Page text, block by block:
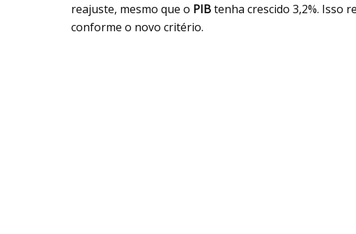
reajuste, mesmo que o PIBtenha crescido 3,2%. Isso
conforme o novo critério.